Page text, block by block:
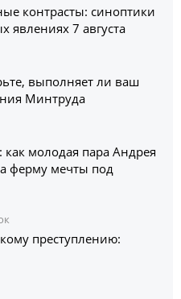
контрасты: синоптики
явлениях 7 августа
выполняет ли ваш
Минтруда
как молодая пара Андрея
ферму мечты под
преступлению: